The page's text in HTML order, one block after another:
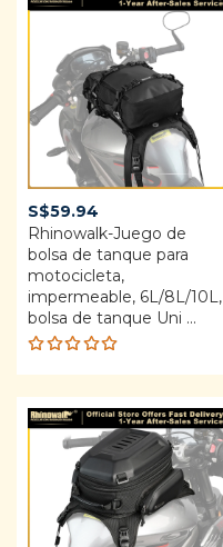
S$59.94
Rhinowalk-Juego de
bolsa de tanque para
motocicleta,
impermeable, 6L/8L/10L,
bolsa de tanque Uni ...
Rated
5.00out
of 5